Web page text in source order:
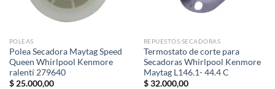
POLEAS
Polea Secadora Maytag Speed
Queen Whirlpool Kenmore
ralentí 279640
$25.000,00
REPUESTOS SECADORAS
Termostato de corte para
Secadoras Whirlpool Kenmore
Maytag L146.1- 44.4 C
$32.000,00